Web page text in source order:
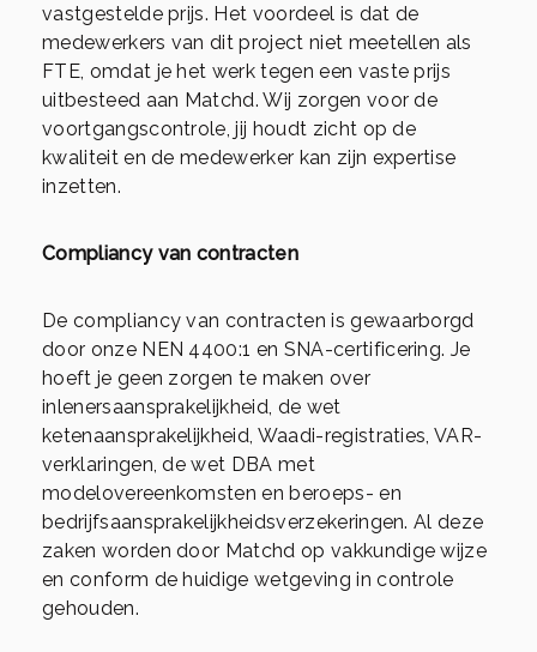
vastgestelde prijs. Het voordeel is dat de
medewerkers van dit project niet meetellen als
FTE, omdat je het werk tegen een vaste prijs
uitbesteed aan Matchd. Wij zorgen voor de
voortgangscontrole, jij houdt zicht op de
kwaliteit en de medewerker kan zijn expertise
inzetten.
Compliancy van contracten
De compliancy van contracten is gewaarborgd
door onze NEN 4400:1 en SNA-certificering. Je
hoeft je geen zorgen te maken over
inlenersaansprakelijkheid, de wet
ketenaansprakelijkheid, Waadi-registraties, VAR-
verklaringen, de wet DBA met
modelovereenkomsten en beroeps- en
bedrijfsaansprakelijkheidsverzekeringen. Al deze
zaken worden door Matchd op vakkundige wijze
en conform de huidige wetgeving in controle
gehouden.